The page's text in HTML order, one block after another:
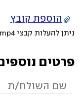
הוספת קובץ
ניתן להעלות קבצי mov, png, jpeg, jpg, mp4 עד 200MB
פרטים